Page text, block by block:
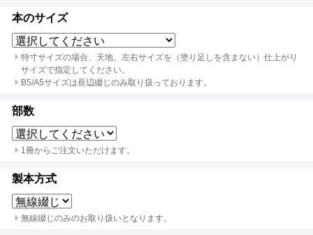
本のサイズ
特寸サイズの場合、天地、左右サイズを（塗り足しを含まない）仕上がり
サイズで指定してください。
B5/A5サイズは長辺綴じのみ取り扱っております。
部数
1冊からご注文いただけます。
製本方式
無線綴じのみのお取り扱いとなります。